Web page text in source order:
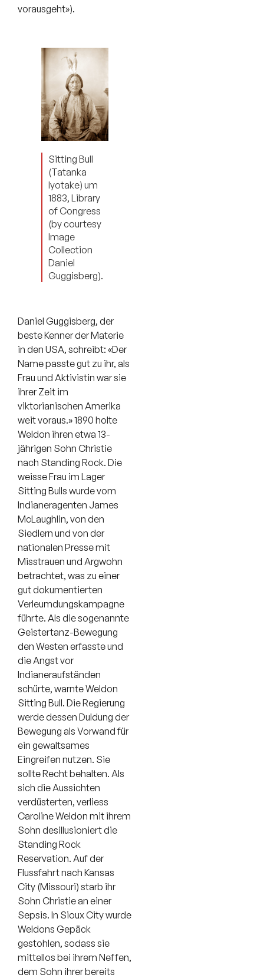
vorausgeht»).
Sitting Bull
(Tatanka
Iyotake) um
1883, Library
of Congress
(by courtesy
Image
Collection
Daniel
Guggisberg).
Daniel Guggisberg, der
beste Kenner der Materie
in den USA, schreibt: «Der
Name passte gut zu ihr, als
Frau und Aktivistin war sie
ihrer Zeit im
viktorianischen Amerika
weit voraus.» 1890 holte
Weldon ihren etwa 13-
jährigen Sohn Christie
nach Standing Rock. Die
weisse Frau im Lager
Sitting Bulls wurde vom
Indianeragenten James
McLaughlin, von den
Siedlern und von der
nationalen Presse mit
Misstrauen und Argwohn
betrachtet, was zu einer
gut dokumentierten
Verleumdungskampagne
führte. Als die sogenannte
Geistertanz-Bewegung
den Westen erfasste und
die Angst vor
Indianeraufständen
schürte, warnte Weldon
Sitting Bull. Die Regierung
werde dessen Duldung der
Bewegung als Vorwand für
ein gewaltsames
Eingreifen nutzen. Sie
sollte Recht behalten. Als
sich die Aussichten
verdüsterten, verliess
Caroline Weldon mit ihrem
Sohn desillusioniert die
Standing Rock
Reservation. Auf der
Flussfahrt nach Kansas
City (Missouri) starb ihr
Sohn Christie an einer
Sepsis. In Sioux City wurde
Weldons Gepäck
gestohlen, sodass sie
mittellos bei ihrem Neffen,
dem Sohn ihrer bereits